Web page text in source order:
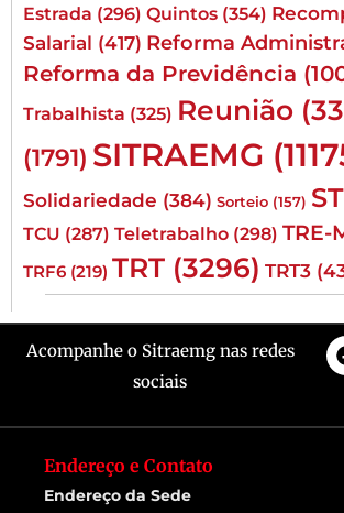
Estrada (296) Quintos (354)
Salarial (417) Reforma
Reforma da Previdência
Trabalhista (325) Reunião
(1791) SITRAEMG
Solidariedade (384) Sorteio (157)
TCU (287) Teletrabalho (298) TRE-
TRF6 (219) TRT (3296) TRT3
Acompanhe o Sitraemg nas redes
sociais
Endereço e Contato
Endereço da Sede